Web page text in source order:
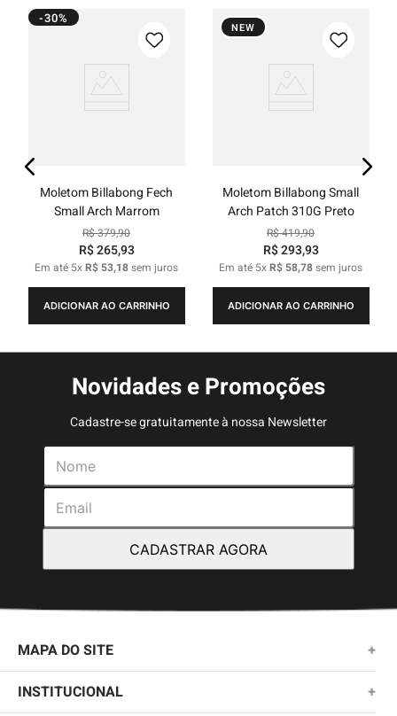
-30%
Moletom Billabong Fech
Small Arch Marrom
R$379,90
R$265,93
Em até 5xR$ 53,18sem juros
ADICIONAR AO CARRINHO
NEW
Moletom Billabong Small
Arch Patch 310G Preto
R$419,90
R$293,93
Em até 5xR$ 58,78sem juros
ADICIONAR AO CARRINHO
Novidades e Promoções
Cadastre-se gratuitamente à nossa Newsletter
CADASTRAR AGORA
MAPA DO SITE +
NOVIDADES
INSTITUCIONAL +